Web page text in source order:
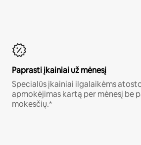
Paprasti įkainiai už mėnesį
Specialūs įkainiai ilgalaikėms
apmokėjimas kartą per mėnesį be
mokesčių.*